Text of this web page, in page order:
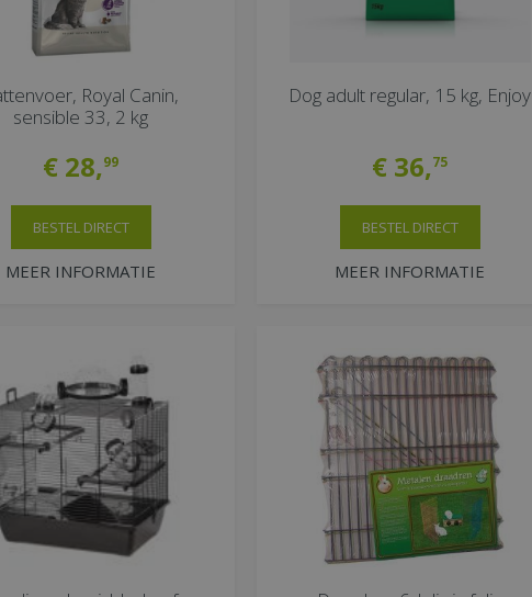
Royal Canin,
sensible 33, 2 kg
€ 28,99
MEER INFORMATIE
BESTEL DIRECT
Dog adult regular, 15 kg, Enjoy
€ 36,75
MEER INFORMATIE
BESTEL DIRECT